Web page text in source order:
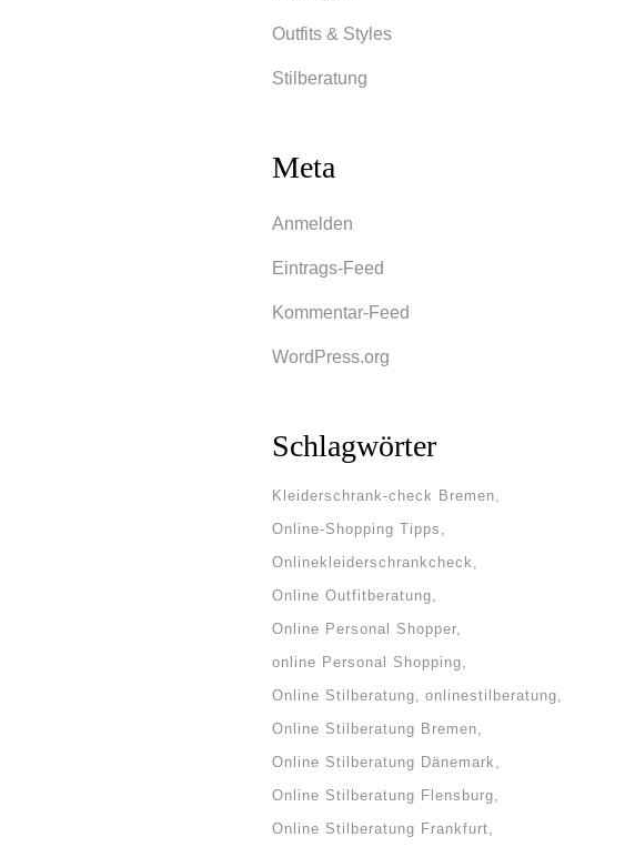
Outfits & Styles
Stilberatung
Meta
Anmelden
Eintrags-Feed
Kommentar-Feed
WordPress.org
Schlagwörter
Kleiderschrank-check Bremen
Online-Shopping Tipps
Onlinekleiderschrankcheck
Online Outfitberatung
Online Personal Shopper
online Personal Shopping
Online Stilberatung
onlinestilberatung
Online Stilberatung Bremen
Online Stilberatung Dänemark
Online Stilberatung Flensburg
Online Stilberatung Frankfurt